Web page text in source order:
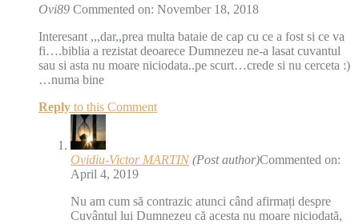
Ovi89 Commented on: November 18, 2018
Interesant ,,,dar,,prea multa bataie de cap cu ce a fost si ce va
fi….biblia a rezistat deoarece Dumnezeu ne-a lasat cuvantul
sau si asta nu moare niciodata..pe scurt…crede si nu cerceta :)
…numa bine
Reply to this Comment
Ovidiu-Victor MARTIN (Post author)Commented on:
April 4, 2019
Nu am cum să contrazic atunci când afirmați despre
Cuvântul lui Dumnezeu că acesta nu moare niciodată,